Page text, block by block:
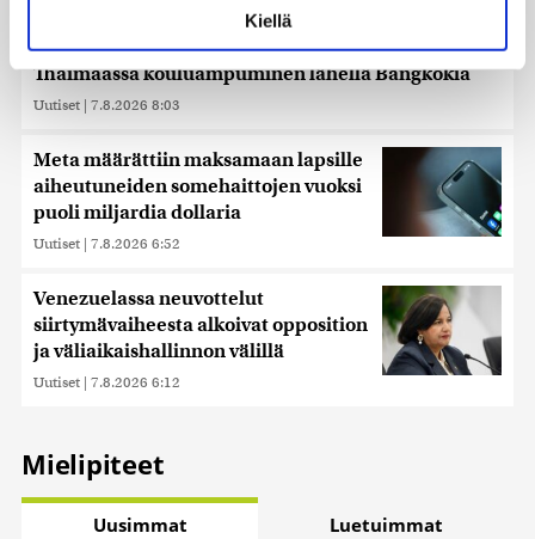
suostumustasi tai peruuttaa sen milloin vain
evästeilmoituksessa.
Käytämme evästeitä tarjoamamme sisällön ja mainosten
tukemiseen ja kävijämäärämme analysoimiseen. Lisäksi
jaamme sosiaalisen median, mainosalan ja analytiikka-
alan kumppaneillemme tietoja siitä, miten käytät
sivustoamme. Kumppanimme voivat yhdistää näitä
tietoja muihin tietoihin, joita olet antanut heille tai joita on
kerätty, kun olet käyttänyt heidän palvelujaan. Tietoja
saatetaan myös siirtää ulkomaille.
Kiellä
Thaimaassa kouluampuminen lähellä Bangkokia
Uutiset | 7.8.2026 8:03
Meta määrättiin maksamaan lapsille
aiheutuneiden somehaittojen vuoksi
puoli miljardia dollaria
Uutiset | 7.8.2026 6:52
Venezuelassa neuvottelut
siirtymävaiheesta alkoivat opposition
ja väliaikaishallinnon välillä
Uutiset | 7.8.2026 6:12
Mielipiteet
Uusimmat Luetuimmat